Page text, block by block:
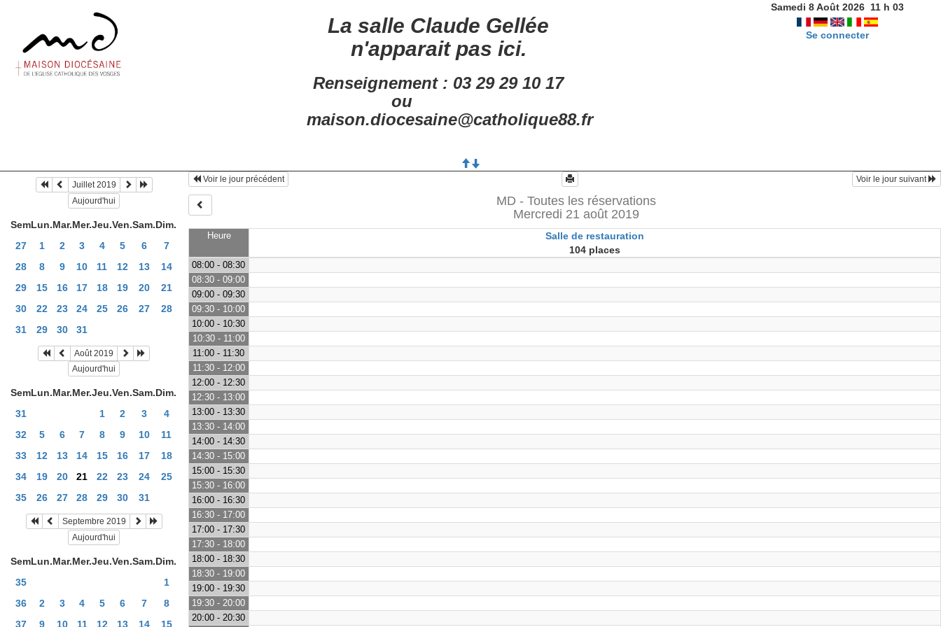
La salle Claude Gellée
n'apparait pas ici.
Renseignement : 03 29 29 10 17
ou
maison.diocesaine@catholique88.fr
Samedi 8 Août 2026 11 h03
Se connecter
Juillet 2019
Aujourd'hui
SemLun.Mar.Mer.Jeu.Ven.Sam.Dim.
27
1 2 3 4 5 6
7
28
8 9 10 11 12 13
14
29
15 16 17 18 19 20
21
30
22 23 24 25 26 27
28
31
29 30 31
Août 2019
Aujourd'hui
SemLun.Mar.Mer.Jeu.Ven.Sam.Dim.
31
1 2 3
4
32
5 6 7 8 9 10
11
33
12 13 14 15 16 17
18
34
19 20 21 22 23 24
25
35
26 27 28 29 30 31
Septembre 2019
Aujourd'hui
SemLun.Mar.Mer.Jeu.Ven.Sam.Dim.
35
1
36
2 3 4 5 6 7
8
37
9 10 11 12 13 14 15
Heure
Salle de restauration
104 places
Voir le jour précédent Voir le jour suivant
MD - Toutes les réservations
Mercredi 21 août 2019
08:00 - 08:30
08:30 - 09:00
09:00 - 09:30
09:30 - 10:00
10:00 - 10:30
10:30 - 11:00
11:00 - 11:30
11:30 - 12:00
12:00 - 12:30
12:30 - 13:00
13:00 - 13:30
13:30 - 14:00
14:00 - 14:30
14:30 - 15:00
15:00 - 15:30
15:30 - 16:00
16:00 - 16:30
16:30 - 17:00
17:00 - 17:30
17:30 - 18:00
18:00 - 18:30
18:30 - 19:00
19:00 - 19:30
19:30 - 20:00
20:00 - 20:30